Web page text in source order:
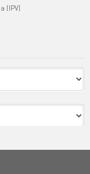
(IPV)